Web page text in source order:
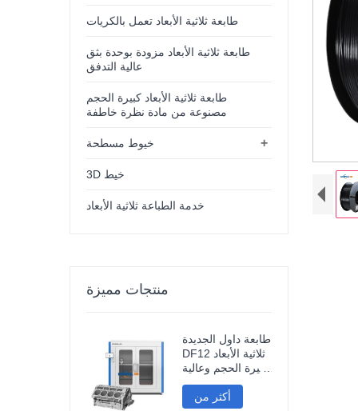
طابعة ثلاثية الأبعاد تعمل بالكريات
طابعة ثلاثية الأبعاد مزودة بوحدة بثق
عالية التدفق
طابعة ثلاثية الأبعاد كبيرة الحجم
مصنوعة من مادة نظرة خاطفة
+ خيوط مسطحة
3D خيط
خدمة الطباعة ثلاثية الأبعاد
منتجات مميزة
طابعة داول الجديدة
DF12 ثلاثية الأبعاد
كبيرة الحجم وعالية
الدقة، طابعة نماذج
صناعية ثلاثية الأبعاد
أكثر من